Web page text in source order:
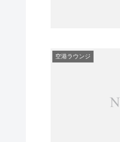
空港ラウンジ